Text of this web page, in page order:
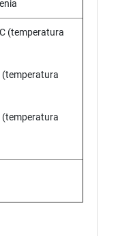
(temperatura
(temperatura
(temperatura